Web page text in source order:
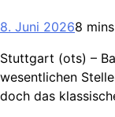
8. Juni 20268 mins
Stuttgart (ots) –
wesentlichen
doch das